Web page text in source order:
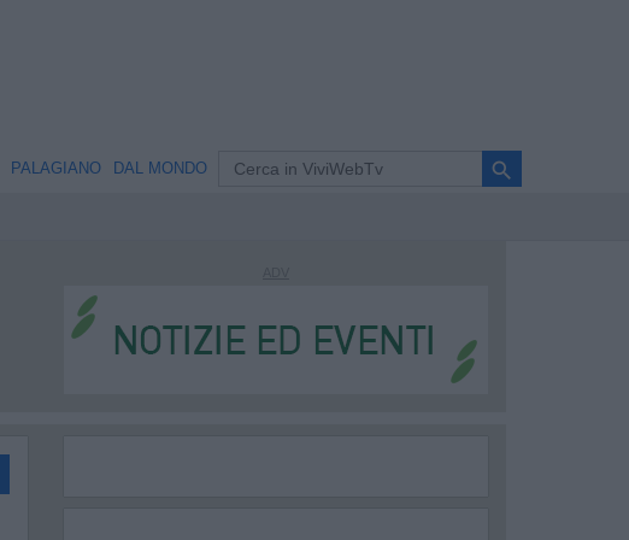
PALAGIANO DAL MONDO search